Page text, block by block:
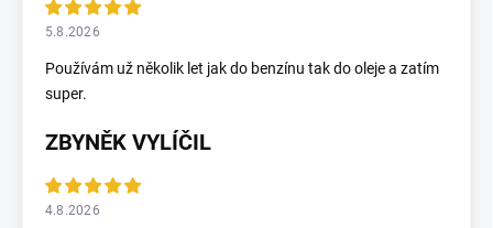
5.8.2026
Používám už několik let jak do benzínu tak do oleje a zatím
super.
ZBYNĚK VYLÍČIL
4.8.2026